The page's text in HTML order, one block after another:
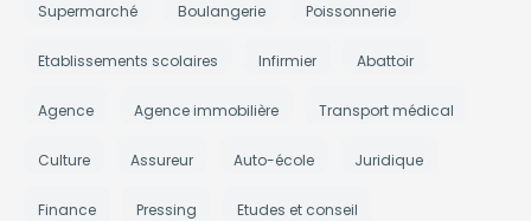
Supermarché Boulangerie Poissonnerie
Etablissements scolaires Infirmier Abattoir
Agence Agence immobilière Transport médical
Culture Assureur Auto-école Juridique
Finance Pressing Etudes et conseil